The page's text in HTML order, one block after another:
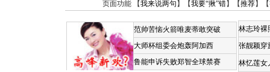
页面功能 【我来说两句 】【我要“揪”错】【推荐】
范帅苦恼火箭唯麦蒂敢突破
大师杯组委会炮轰阿加西
鲁能申诉失败郑智全球禁赛
林志玲裸
张靓颖穿
林忆莲女